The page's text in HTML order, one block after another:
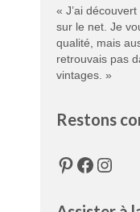
« J’ai
sur le net. Je
qualité, mais
retrouvais pas
vintages. »
Restons
Pinterest